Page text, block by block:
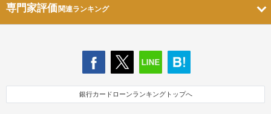
専門家評価関連ランキング
銀行カードローンランキングトップへ